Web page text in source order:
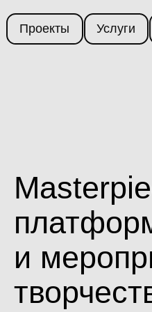
Услуги Команда
Услуги Команда